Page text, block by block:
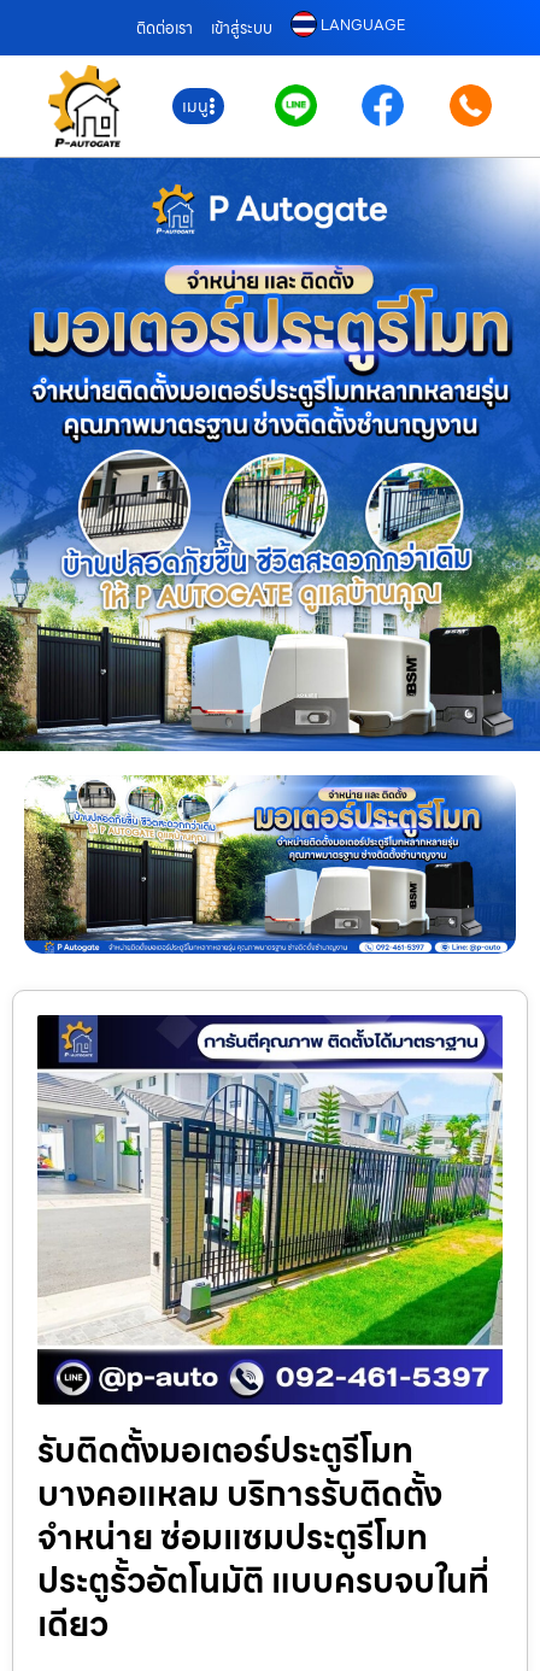
ติดต่อเรา เข้าสู่ระบบ LANGUAGE
เมนู
รับติดตั้งมอเตอร์ประตูรีโมท
บางคอแหลม บริการรับติดตั้ง
จำหน่าย ซ่อมแซมประตูรีโมท
ประตูรั้วอัตโนมัติ แบบครบจบในที่
เดียว